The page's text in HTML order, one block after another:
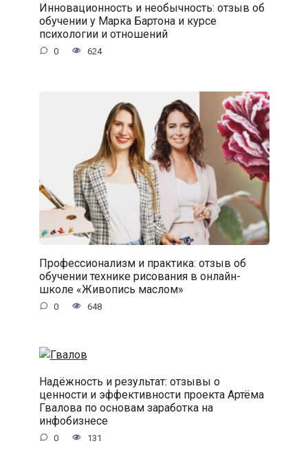
Инновационность и необычность: отзыв об
обучении у Марка Бартона и курсе
психологии и отношений
0 624
Профессионализм и практика: отзыв об
обучении технике рисования в онлайн-
школе «Живопись маслом»
0 648
Надёжность и результат: отзывы о
ценности и эффективности проекта Артёма
Гвалова по основам заработка на
инфобизнесе
0 131